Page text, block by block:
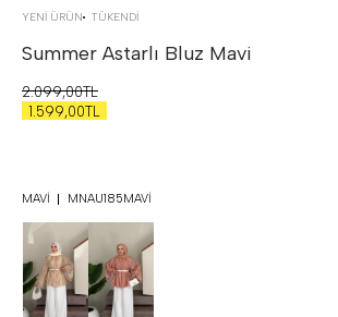
YENİ ÜRÜN TÜKENDI
Summer Astarlı Bluz Mavi
2.099,00TL
1.599,00TL
MAVI MNAU185MAVI